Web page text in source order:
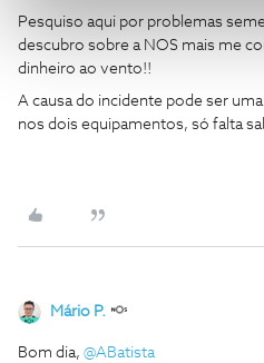
Pesquiso aqui por problemas
descubro sobre a NOS mais me
dinheiro ao vento!!
A causa do incidente pode ser
nos dois equipamentos, só falta
Mário P.
Bom dia, ​ @ABatista